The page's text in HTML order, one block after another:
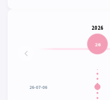
2026
26
2026
26-07-06